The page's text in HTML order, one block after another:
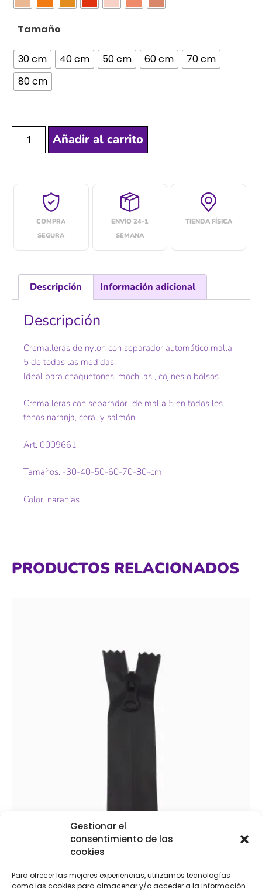
Gestionar el
consentimiento de las
cookies
Para ofrecer las mejores experiencias, utilizamos tecnologías
como las cookies para almacenar y/o acceder a la información
Tamaño
30 cm 40 cm 50 cm 60 cm
70 cm
80 cm
Añadir al carrito
COMPRA
SEGURA
ENVÍO 24-1
SEMANA
TIENDA FÍSICA
Descripción Información adicional
Descripción
Cremalleras de nylon con separador automático malla
5 de todas las medidas.
Ideal para chaquetones, mochilas , cojines o bolsos.
Cremalleras con separador de malla 5 en todos los
tonos naranja, coral y salmón.
Art. 0009661
Tamaños. -30-40-50-60-70-80-cm
Color. naranjas
PRODUCTOS RELACIONADOS
Cremallera de neopreno separadora
€7,95 - €10,95